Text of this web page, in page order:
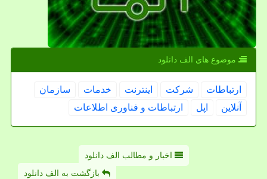
موضوع های الف دانلود
ارتباطات شركت اینترنت خدمات
سازمان
آنلاین
اپل ارتباطات و فناوری اطلاعات
اخبار و مطالب الف دانلود
بازگشت به الف دانلود